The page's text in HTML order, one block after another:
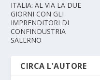
ITALIA: AL VIA LA DUE
GIORNI CON GLI
IMPRENDITORI DI
CONFINDUSTRIA
SALERNO
CIRCA L'AUTORE